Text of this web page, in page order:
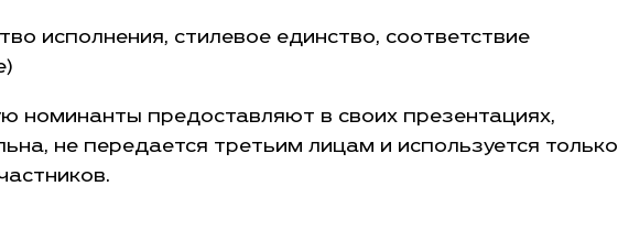
исполнения, стилевое единство, соответствие
номинанты предоставляют в своих презентациях,
не передается третьим лицам и используется только